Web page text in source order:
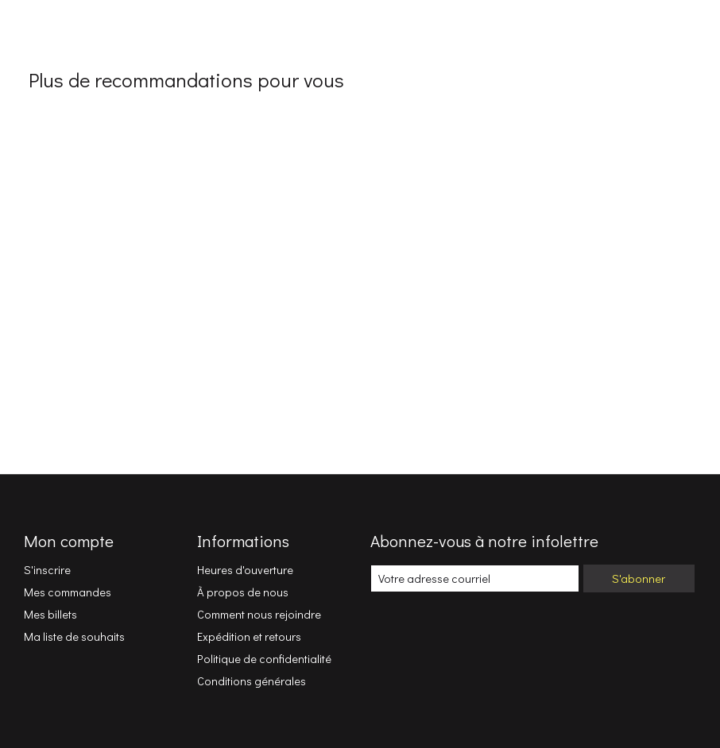
Plus de recommandations pour vous
Mon compte
S'inscrire
Mes commandes
Mes billets
Ma liste de souhaits
Informations
Heures d'ouverture
À propos de nous
Comment nous rejoindre
Expédition et retours
Politique de confidentialité
Conditions générales
Abonnez-vous à notre infolettre
S'abonner